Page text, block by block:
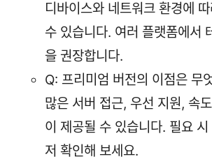
디바이스와 네트워크 환경에
수 있습니다. 여러 플랫폼에서
을 권장합니다.
Q: 프리미엄 버전의 이점은 무
많은 서버 접근, 우선 지원, 속
이 제공될 수 있습니다. 필요
저 확인해 보세요.